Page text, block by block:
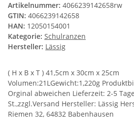
Artikelnummer: 4066239142658rw
GTIN: 4066239142658
HAN: 12050154001
Kategorie: Schulranzen
Hersteller: Lässig
( H x B x T ) 41,5cm x 30cm x 25cm
Volumen:21LGewicht:1,220g
Orginal abweichen Lieferzeit: 2-5
St.,zzgl.Versand Hersteller: Lässig
Riemen 32, 64832 Babenhausen